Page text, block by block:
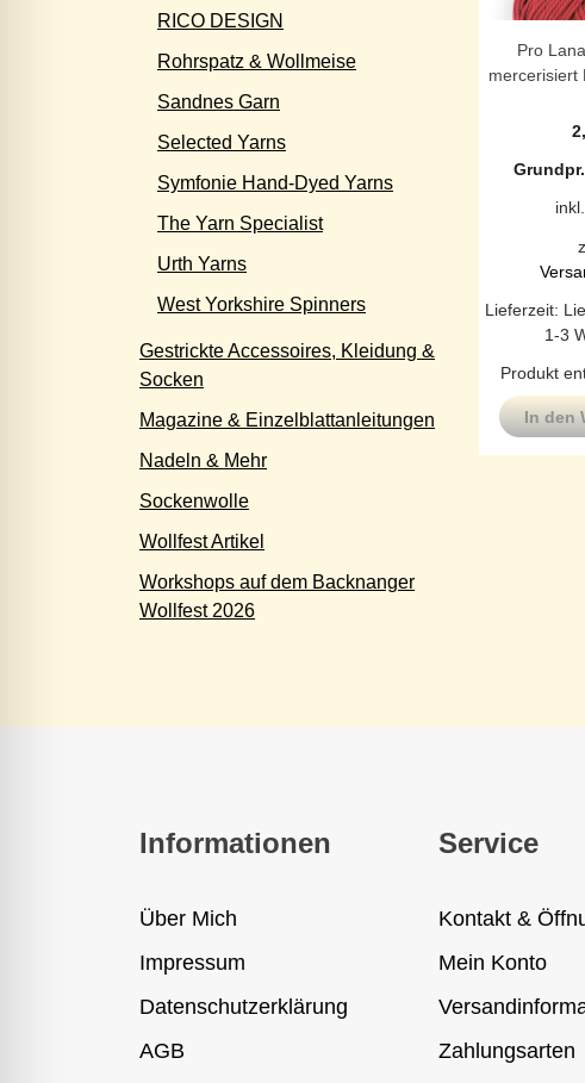
Pro
mercerisiert
Grundpr.
Lieferzeit:
1-3
Produkt
In den
RICO DESIGN
Rohrspatz & Wollmeise
Sandnes Garn
Selected Yarns
Symfonie Hand-Dyed Yarns
The Yarn Specialist
Urth Yarns
West Yorkshire Spinners
Gestrickte Accessoires, Kleidung &
Socken
Magazine & Einzelblattanleitungen
Nadeln & Mehr
Sockenwolle
Wollfest Artikel
Workshops auf dem Backnanger
Wollfest 2026
Informationen
Über Mich
Impressum
Datenschutzerklärung
AGB
Service
Kontakt &
Mein Konto
Zahlungsarten